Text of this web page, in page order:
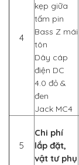
4
kẹp giữa
tấm pin
Bass Z mái
tôn
Dây cáp
điện DC
4.0 đỏ &
đen
Jack MC4
5
Chi phí
lắp đặt,
vật tư phụ